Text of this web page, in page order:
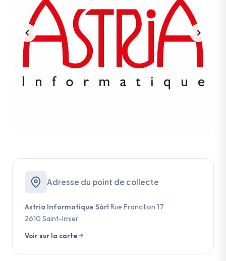
Adresse du point de collecte
Astria Informatique Sàrl Rue Francillon 17
2610 Saint-Imier
Voir sur la carte